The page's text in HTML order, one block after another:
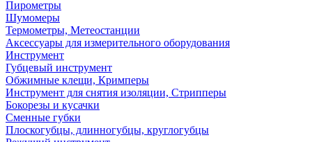
Пирометры
Шумомеры
Термометры, Метеостанции
Аксессуары для измерительного оборудования
Инструмент
Губцевый инструмент
Обжимные клещи, Кримперы
Инструмент для снятия изоляции, Стрипперы
Бокорезы и кусачки
Сменные губки
Плоскогубцы, длинногубцы, круглогубцы